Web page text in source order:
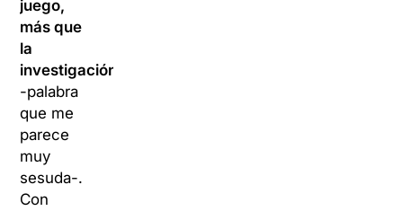
juego,
más que
la
investigación
-palabra
que me
parece
muy
sesuda-.
Con